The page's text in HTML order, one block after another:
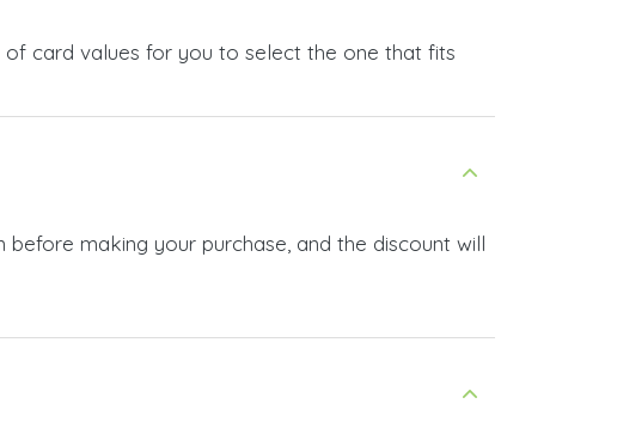
card values for you to select the one that fits
making your purchase, and the discount will